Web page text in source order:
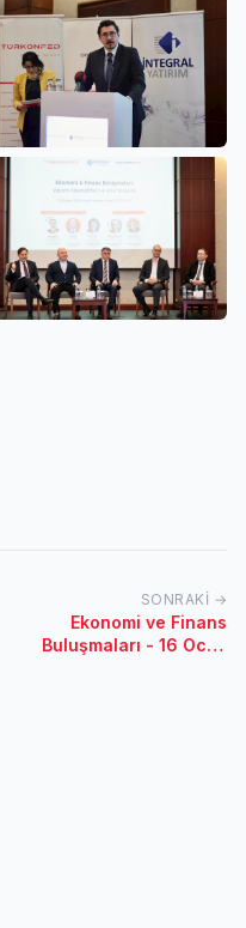
SONRAKI →
Ekonomi ve Finans
Buluşmaları - 16 Ocak